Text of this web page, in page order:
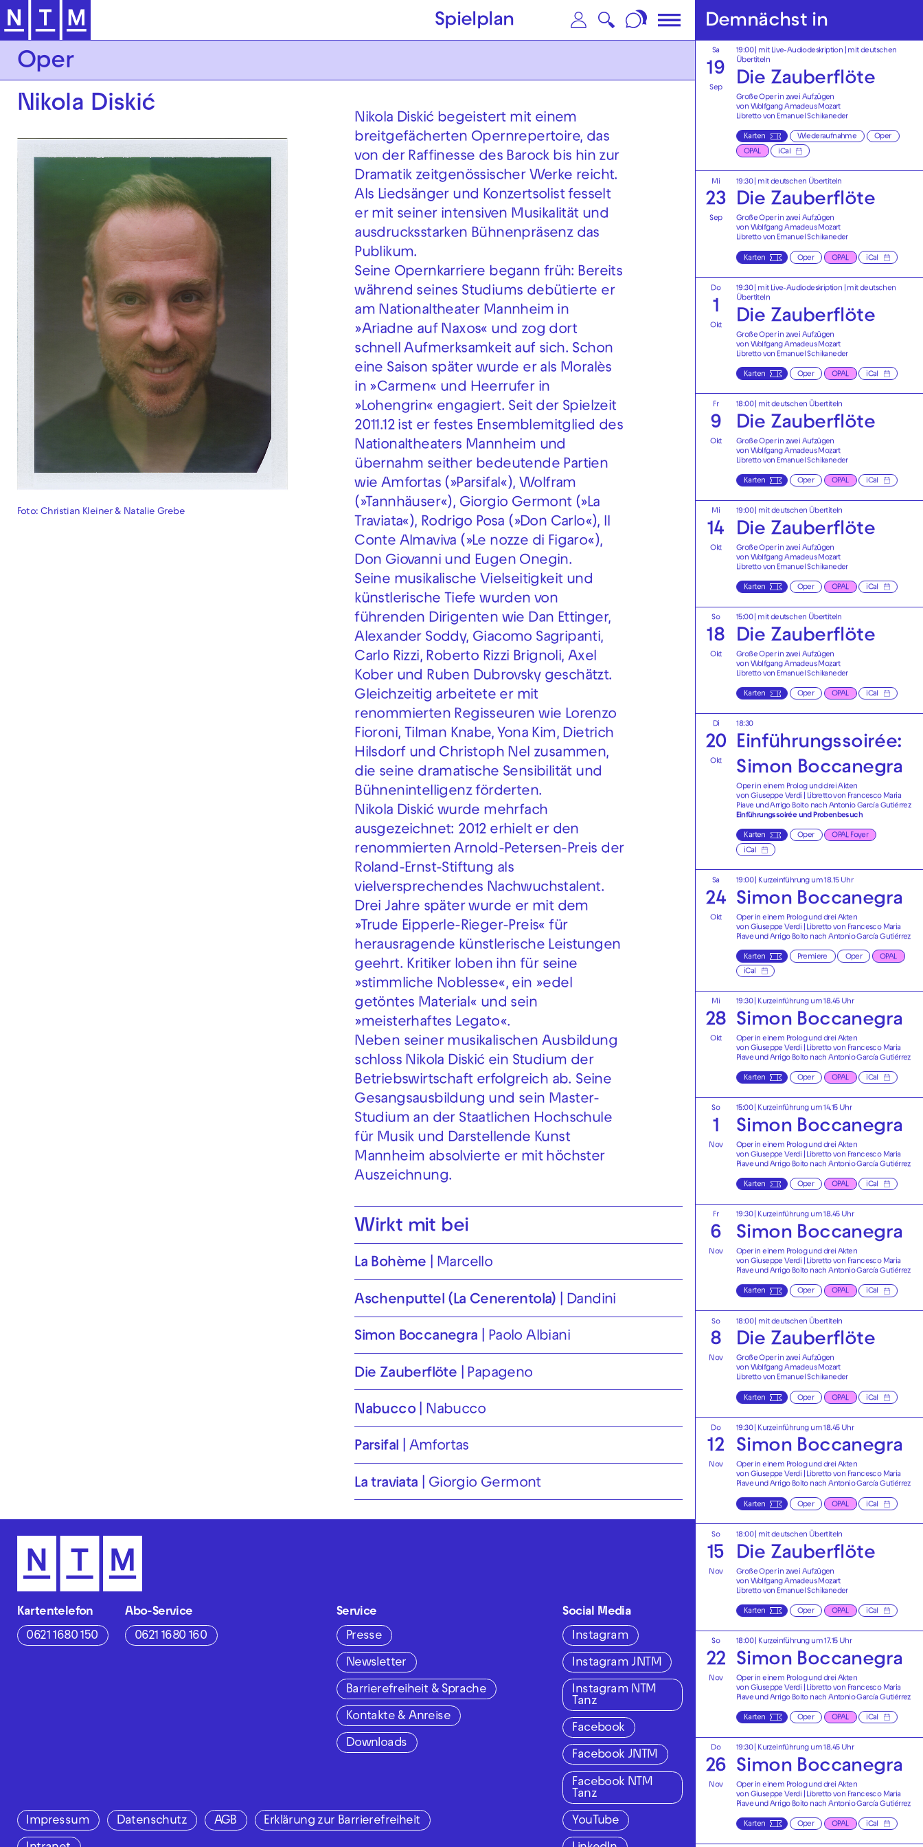
Zur Hauptnavigation springen Zum Hauptinhalt springen Zum Footer springen
Spielplan
Oper
Nikola Diskić
Foto: Christian Kleiner & Natalie Grebe
Nikola Diskić begeistert mit einem
breitgefächerten Opernrepertoire, das
von der Raffinesse des Barock bis hin zur
Dramatik zeitgenössischer Werke reicht.
Als Liedsänger und Konzertsolist fesselt
er mit seiner intensiven Musikalität und
ausdrucksstarken Bühnenpräsenz das
Publikum.
Seine Opernkarriere begann früh: Bereits
während seines Studiums debütierte er
am Nationaltheater Mannheim in
»Ariadne auf Naxos« und zog dort
schnell Aufmerksamkeit auf sich. Schon
eine Saison später wurde er als Moralès
in »Carmen« und Heerrufer in
»Lohengrin« engagiert. Seit der Spielzeit
2011.12 ist er festes Ensemblemitglied des
Nationaltheaters Mannheim und
übernahm seither bedeutende Partien
wie Amfortas (»Parsifal«), Wolfram
(»Tannhäuser«), Giorgio Germont (»La
Traviata«), Rodrigo Posa (»Don Carlo«), Il
Conte Almaviva (»Le nozze di Figaro«),
Don Giovanni und Eugen Onegin.
Seine musikalische Vielseitigkeit und
künstlerische Tiefe wurden von
führenden Dirigenten wie Dan Ettinger,
Alexander Soddy, Giacomo Sagripanti,
Carlo Rizzi, Roberto Rizzi Brignoli, Axel
Kober und Ruben Dubrovsky geschätzt.
Gleichzeitig arbeitete er mit
renommierten Regisseuren wie Lorenzo
Fioroni, Tilman Knabe, Yona Kim, Dietrich
Hilsdorf und Christoph Nel zusammen,
die seine dramatische Sensibilität und
Bühnenintelligenz förderten.
Nikola Diskić wurde mehrfach
ausgezeichnet: 2012 erhielt er den
renommierten Arnold-Petersen-Preis der
Roland-Ernst-Stiftung als
vielversprechendes Nachwuchstalent.
Drei Jahre später wurde er mit dem
»Trude Eipperle-Rieger-Preis« für
herausragende künstlerische Leistungen
geehrt. Kritiker loben ihn für seine
»stimmliche Noblesse«, ein »edel
getöntes Material« und sein
»meisterhaftes Legato«.
Neben seiner musikalischen Ausbildung
schloss Nikola Diskić ein Studium der
Betriebswirtschaft erfolgreich ab. Seine
Gesangsausbildung und sein Master-
Studium an der Staatlichen Hochschule
für Musik und Darstellende Kunst
Mannheim absolvierte er mit höchster
Auszeichnung.
Wirkt mit bei
La Bohème Marcello
Aschenputtel (La Cenerentola) Dandini
Simon Boccanegra Paolo Albiani
Die Zauberflöte Papageno
Nabucco Nabucco
Parsifal Amfortas
La traviata Giorgio Germont
Demnächst in
Sa
19
Sep
19:00| mit Live-Audiodeskription
mit deutschen
Übertiteln
Die Zauberflöte
Große Oper in zwei Aufzügen
von Wolfgang Amadeus Mozart
Libretto von Emanuel Schikaneder
Karten Wiederaufnahme Oper
OPAL iCal
Mi
23
Sep
19:30| mit deutschen Übertiteln
Die Zauberflöte
Große Oper in zwei Aufzügen
von Wolfgang Amadeus Mozart
Libretto von Emanuel Schikaneder
Karten Oper OPAL iCal
Do
1
Okt
19:30| mit Live-Audiodeskription
mit deutschen
Übertiteln
Die Zauberflöte
Große Oper in zwei Aufzügen
von Wolfgang Amadeus Mozart
Libretto von Emanuel Schikaneder
Karten Oper OPAL iCal
Fr
9
Okt
18:00| mit deutschen Übertiteln
Die Zauberflöte
Große Oper in zwei Aufzügen
von Wolfgang Amadeus Mozart
Libretto von Emanuel Schikaneder
Karten Oper OPAL iCal
Mi
14
Okt
19:00| mit deutschen Übertiteln
Die Zauberflöte
Große Oper in zwei Aufzügen
von Wolfgang Amadeus Mozart
Libretto von Emanuel Schikaneder
Karten Oper OPAL iCal
So
18
Okt
15:00| mit deutschen Übertiteln
Die Zauberflöte
Große Oper in zwei Aufzügen
von Wolfgang Amadeus Mozart
Libretto von Emanuel Schikaneder
Karten Oper OPAL iCal
Di
20
Okt
18:30
Einführungssoirée:
Simon Boccanegra
Oper in einem Prolog und drei Akten
von Giuseppe Verdi | Libretto von Francesco Maria
Piave und Arrigo Boito nach Antonio García Gutiérrez
Einführungssoirée und Probenbesuch
Karten Oper OPAL Foyer
iCal
Sa
24
Okt
19:00| Kurzeinführung um 18.15 Uhr
Simon Boccanegra
Oper in einem Prolog und drei Akten
von Giuseppe Verdi | Libretto von Francesco Maria
Piave und Arrigo Boito nach Antonio García Gutiérrez
Karten Premiere Oper OPAL
iCal
Mi
28
Okt
19:30| Kurzeinführung um 18.45 Uhr
Simon Boccanegra
Oper in einem Prolog und drei Akten
von Giuseppe Verdi | Libretto von Francesco Maria
Piave und Arrigo Boito nach Antonio García Gutiérrez
Karten Oper OPAL iCal
So
1
Nov
15:00| Kurzeinführung um 14.15 Uhr
Simon Boccanegra
Oper in einem Prolog und drei Akten
von Giuseppe Verdi | Libretto von Francesco Maria
Piave und Arrigo Boito nach Antonio García Gutiérrez
Karten Oper OPAL iCal
Fr
6
Nov
19:30| Kurzeinführung um 18.45 Uhr
Simon Boccanegra
Oper in einem Prolog und drei Akten
von Giuseppe Verdi | Libretto von Francesco Maria
Piave und Arrigo Boito nach Antonio García Gutiérrez
Karten Oper OPAL iCal
So
8
Nov
18:00| mit deutschen Übertiteln
Die Zauberflöte
Große Oper in zwei Aufzügen
von Wolfgang Amadeus Mozart
Libretto von Emanuel Schikaneder
Karten Oper OPAL iCal
Do
12
Nov
19:30| Kurzeinführung um 18.45 Uhr
Simon Boccanegra
Oper in einem Prolog und drei Akten
von Giuseppe Verdi | Libretto von Francesco Maria
Piave und Arrigo Boito nach Antonio García Gutiérrez
Karten Oper OPAL iCal
So
15
Nov
18:00| mit deutschen Übertiteln
Die Zauberflöte
Große Oper in zwei Aufzügen
von Wolfgang Amadeus Mozart
Libretto von Emanuel Schikaneder
Karten Oper OPAL iCal
So
22
Nov
18:00| Kurzeinführung um 17.15 Uhr
Simon Boccanegra
Oper in einem Prolog und drei Akten
von Giuseppe Verdi | Libretto von Francesco Maria
Piave und Arrigo Boito nach Antonio García Gutiérrez
Karten Oper OPAL iCal
Do
26
Nov
19:30| Kurzeinführung um 18.45 Uhr
Simon Boccanegra
Oper in einem Prolog und drei Akten
von Giuseppe Verdi | Libretto von Francesco Maria
Piave und Arrigo Boito nach Antonio García Gutiérrez
Karten Oper OPAL iCal
Kartentelefon
0621 1680 150
Abo-Service
0621 1680 160
Service
Presse
Newsletter
Barrierefreiheit & Sprache
Kontakte & Anreise
Downloads
Social Media
Instagram
Instagram JNTM
Instagram NTM
Tanz
Facebook
Facebook JNTM
Facebook NTM
Tanz
YouTube
Impressum Datenschutz AGB Erklärung zur Barrierefreiheit